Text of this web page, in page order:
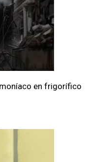
en frigorífico